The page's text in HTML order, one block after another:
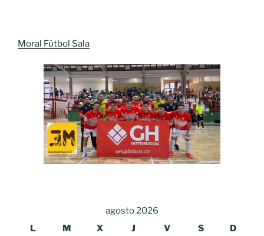
Moral Fútbol Sala
agosto 2026
L
M X J V S D